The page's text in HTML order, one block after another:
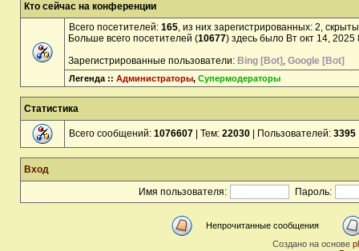
Кто сейчас на конференции
Всего посетителей: 165, из них зарегистрированных: 2,
Больше всего посетителей (10677) здесь было Вт окт 14, 2025
Зарегистрированные пользователи: Bing [Bot] , Google [Bot]
Легенда :: Администраторы, Супермодераторы
Статистика
Всего сообщений: 1076607 | Тем: 22030 | Пользователей: 3395
Вход
Имя пользователя:
Пароль:
Непрочитанные сообщения
Создано на основе